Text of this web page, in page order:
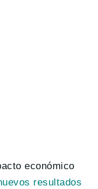
económico
resultados